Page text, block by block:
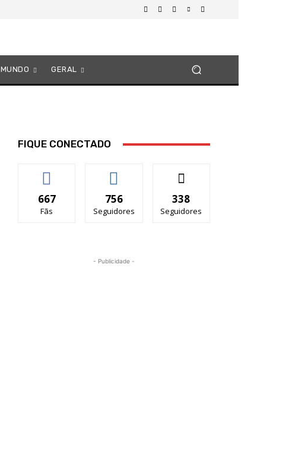
MUNDO GERAL
FIQUE CONECTADO
667
Fãs
756
Seguidores
338
Seguidores
- Publicidade -